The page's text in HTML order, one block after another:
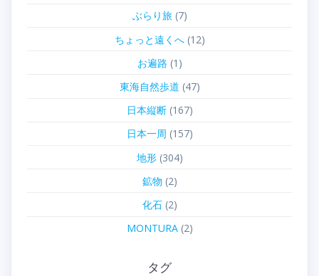
ぶらり旅(7)
ちょっと遠くへ(12)
お遍路 (1)
東海自然歩道 (47)
日本縦断(167)
日本一周 (157)
地形(304)
鉱物 (2)
化石(2)
MONTURA(2)
タグ